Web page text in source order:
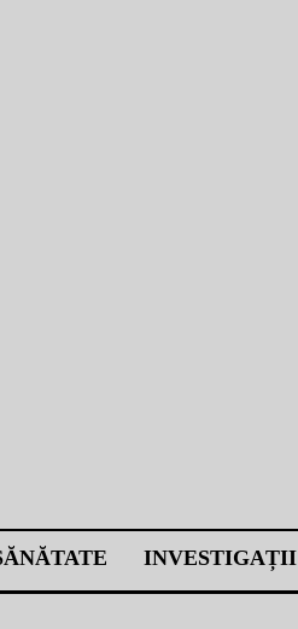
INVESTIGAȚII